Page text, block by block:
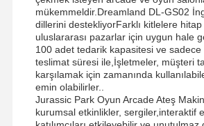
madeni para itme oyun makinesi
Yumuşak Oyun Alanı Ekipmanı
Motosiklet Oyunu Simülatörü
VR 360 Simülatörü
mükemmeldir.Dreamland DL-GS02
dillerini destekliyorFarklı kitlelere
uluslararası pazarlar için uygun hale
100 adet tedarik kapasitesi ve sadece
teslimat süresi ile,İşletmeler, müşteri
karşılamak için zamanında
emin olabilirler..
Jurassic Park Oyun Arcade Ateş
kurumsal etkinlikler, sergiler,interaktif